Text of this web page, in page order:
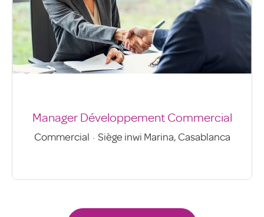
Manager Développement Commercial
Commercial · Siège inwi Marina, Casablanca